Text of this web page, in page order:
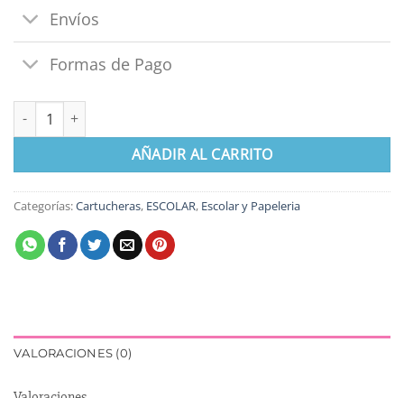
Envíos
Formas de Pago
Cartuchera Grande cantidad
AÑADIR AL CARRITO
Categorías:Cartucheras, ESCOLAR, Escolar y Papeleria
VALORACIONES (0)